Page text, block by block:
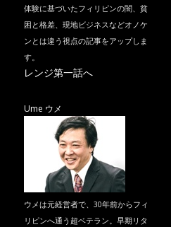
体験に基づいたフィリピンの闇、貧
困と格差、現地ビジネスなどオノケ
ンとは違う視点の記事をアップしま
す。
レンジ第一話へ
Ume ウメ
ウメは元経営者で、30年前からフィ
リピンへ通う超ベテラン。早期リタ